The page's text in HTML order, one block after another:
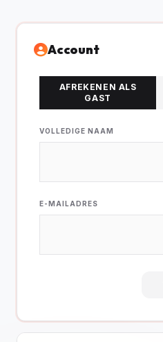
Account
AFREKENEN ALS
GAST
VOLLEDIGE NAAM
E-MAILADRES